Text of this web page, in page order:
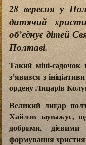
28 вересня у
дитячий
об’єднує дітей
Полтаві.
Такий міні-
з’явився з
ордену Лицарів
Великий лицар
Хайлов зауважує,
добрими,
формування